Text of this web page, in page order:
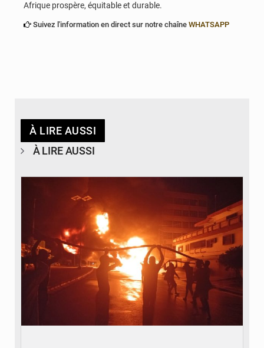
Afrique prospère, équitable et durable.
Suivez l'information en direct sur notre chaîne WHATSAPP
À LIRE AUSSI
À LIRE AUSSI